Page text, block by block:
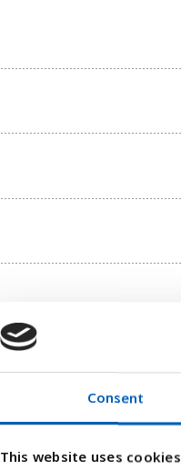
Consent
This website uses cookies